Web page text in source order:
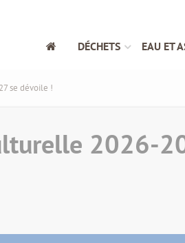
DÉCHETS EAU ET
se dévoile !
2026-